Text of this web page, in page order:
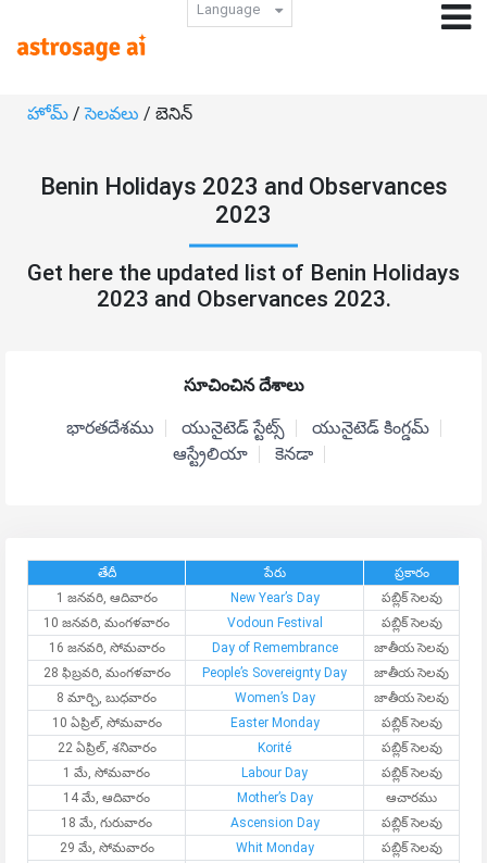
Language
హోమ్ /సెలవలు / బెనిన్
Benin Holidays 2023 and Observances
2023
Get here the updated list of Benin Holidays
2023 and Observances 2023.
సూచించిన దేశాలు
భారతదేశము యునైటెడ్ స్టేట్స్
యునైటెడ్ కింగ్డమ్
ఆస్ట్రేలియా
కెనడా
తేదీ పేరు
ప్రకారం
1 జనవరి, ఆదివారం
New Year’s Day
పబ్లిక్ సెలవు
10 జనవరి, మంగళవారం
Vodoun Festival
పబ్లిక్ సెలవు
16 జనవరి, సోమవారం
Day of Remembrance
జాతీయ సెలవు
28 ఫిబ్రవరి, మంగళవారం
People’s Sovereignty Day
జాతీయ సెలవు
8 మార్చి, బుధవారం
Women’s Day
జాతీయ సెలవు
10 ఏప్రిల్, సోమవారం
Easter Monday
పబ్లిక్ సెలవు
22 ఏప్రిల్, శనివారం
Korité
పబ్లిక్ సెలవు
1 మే, సోమవారం
Labour Day
పబ్లిక్ సెలవు
14 మే, ఆదివారం
Mother’s Day
ఆచారము
18 మే, గురువారం
Ascension Day
పబ్లిక్ సెలవు
29 మే, సోమవారం
Whit Monday
పబ్లిక్ సెలవు